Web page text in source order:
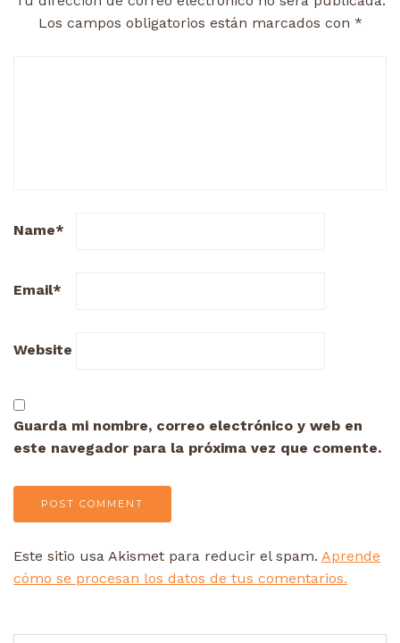
Los campos obligatorios están marcados con *
Name*
Email*
Website
Guarda mi nombre, correo electrónico y web en
este navegador para la próxima vez que comente.
Este sitio usa Akismet para reducir el spam. Aprende
cómo se procesan los datos de tus comentarios.